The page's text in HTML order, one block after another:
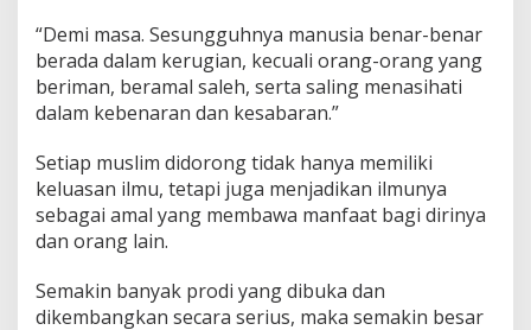
“Demi masa. Sesungguhnya manusia benar-benar
berada dalam kerugian, kecuali orang-orang yang
beriman, beramal saleh, serta saling menasihati
dalam kebenaran dan kesabaran.”
Setiap muslim didorong tidak hanya memiliki
keluasan ilmu, tetapi juga menjadikan ilmunya
sebagai amal yang membawa manfaat bagi dirinya
dan orang lain.
Semakin banyak prodi yang dibuka dan
dikembangkan secara serius, maka semakin besar